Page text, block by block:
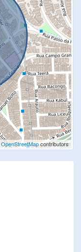
OpenStreetMapcontributors